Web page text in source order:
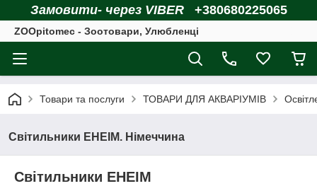
Замовити- через VIBER +380680225065
ZOOpitomec - Зоотовари, Улюбленці
Товари та послуги ТОВАРИ ДЛЯ АКВАРІУМІВ
Світильники EHEIM. Німеччина
Світильники EHEIM